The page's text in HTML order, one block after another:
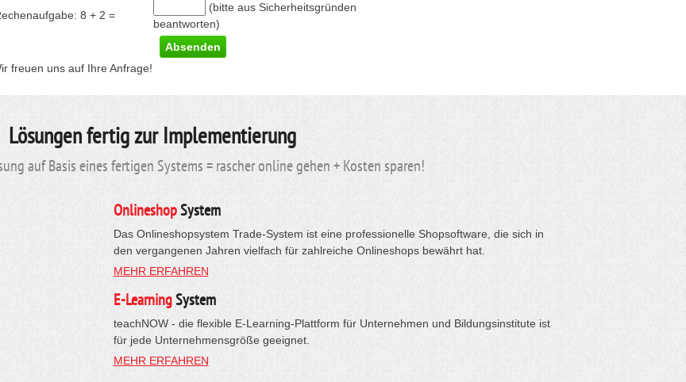
8 + 2 =
(bitte aus Sicherheitsgründen
beantworten)
freuen uns auf Ihre Anfrage!
Lösungen fertig zur Implementierung
auf Basis eines fertigen Systems = rascher online gehen + Kosten sparen!
OnlineshopSystem
Das Onlineshopsystem Trade-System ist eine professionelle Shopsoftware, die sich in
den vergangenen Jahren vielfach für zahlreiche Onlineshops bewährt hat.
MEHR ERFAHREN
E-LearningSystem
teachNOW - die flexible E-Learning-Plattform für Unternehmen und Bildungsinstitute ist
für jede Unternehmensgröße geeignet.
MEHR ERFAHREN